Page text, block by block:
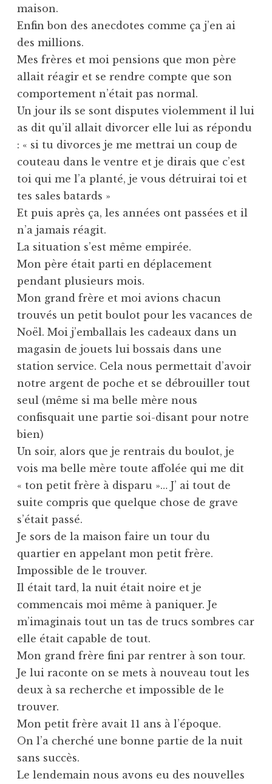
maison.
Enfin bon des anecdotes comme ça j’en ai
des millions.
Mes frères et moi pensions que mon père
allait réagir et se rendre compte que son
comportement n’était pas normal.
Un jour ils se sont disputes violemment il lui
as dit qu’il allait divorcer elle lui as répondu
: « si tu divorces je me mettrai un coup de
couteau dans le ventre et je dirais que c’est
toi qui me l’a planté, je vous détruirai toi et
tes sales batards »
Et puis après ça, les années ont passées et il
n’a jamais réagit.
La situation s’est même empirée.
Mon père était parti en déplacement
pendant plusieurs mois.
Mon grand frère et moi avions chacun
trouvés un petit boulot pour les vacances de
Noël. Moi j’emballais les cadeaux dans un
magasin de jouets lui bossais dans une
station service. Cela nous permettait d’avoir
notre argent de poche et se débrouiller tout
seul (même si ma belle mère nous
confisquait une partie soi-disant pour notre
bien)
Un soir, alors que je rentrais du boulot, je
vois ma belle mère toute affolée qui me dit
« ton petit frère à disparu »… J’ ai tout de
suite compris que quelque chose de grave
s’était passé.
Je sors de la maison faire un tour du
quartier en appelant mon petit frère.
Impossible de le trouver.
Il était tard, la nuit était noire et je
commencais moi même à paniquer. Je
m’imaginais tout un tas de trucs sombres car
elle était capable de tout.
Mon grand frère fini par rentrer à son tour.
Je lui raconte on se mets à nouveau tout les
deux à sa recherche et impossible de le
trouver.
Mon petit frère avait 11 ans à l’époque.
On l’a cherché une bonne partie de la nuit
sans succès.
Le lendemain nous avons eu des nouvelles